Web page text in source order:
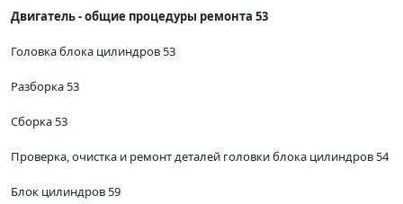
Двигатель - общие процедуры ремонта 53
Головка блока цилиндров 53
Разборка 53
Сборка 53
Проверка, очистка и ремонт деталей головки блока цилиндров 54
Блок цилиндров 59